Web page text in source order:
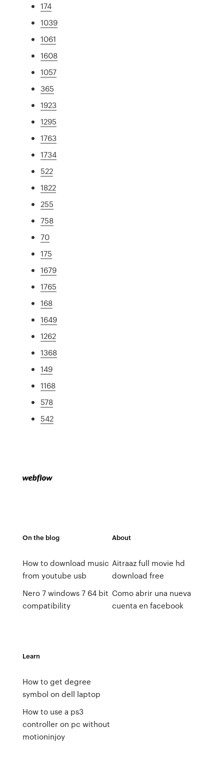
174
1039
1061
1608
1057
365
1923
1295
1763
1734
522
1822
255
758
70
175
1679
1765
168
1649
1262
1368
149
1168
578
542
On the blog
How to download music
from youtube usb
Nero 7 windows 7 64 bit
compatibility
About
Aitraaz full movie hd
download free
Como abrir una nueva
cuenta en facebook
Learn
How to get degree
symbol on dell laptop
How to use a ps3
controller on pc without
motioninjoy